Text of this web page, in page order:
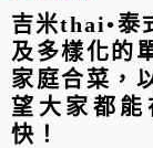
吉米thai•泰
及多樣化的
家庭合菜，
望大家都
快！